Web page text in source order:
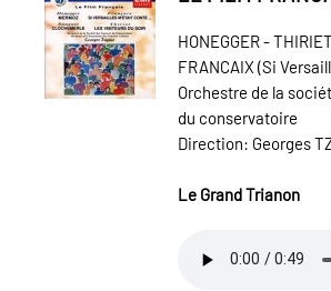
HONEGGER -
FRANCAIX (Si
Orchestre de la
du conservatoire
Direction: Georges
Le Grand Trianon